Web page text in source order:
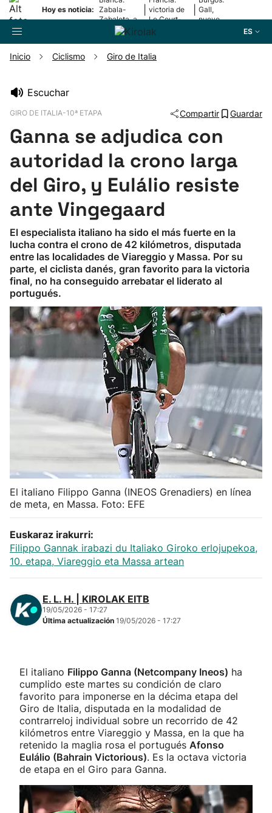
Hoy es noticia: Zabala-
Zabaleta, a
la final
victoria de
Le Court-
Pienaar
Gall,
nuevo
ES
Pelota
Remo
Ciclismo
Herri-kirolak
Balonmano
Kirolak 360
Atletismo
Carreras de montaña
Más deportes
"Helmuga"
Inicio Ciclismo Giro de Italia
Escuchar
GIRO DE ITALIA-10ª ETAPA Compartir Guardar
Ganna se adjudica con
autoridad la crono larga
del Giro, y Eulálio resiste
ante Vingegaard
El especialista italiano ha sido el más fuerte en la
lucha contra el crono de 42 kilómetros, disputada
entre las localidades de Viareggio y Massa. Por su
parte, el ciclista danés, gran favorito para la victoria
final, no ha conseguido arrebatar el liderato al
portugués.
El italiano Filippo Ganna (INEOS Grenadiers) en línea
de meta, en Massa. Foto: EFE
Euskaraz irakurri:
Filippo Gannak irabazi du Italiako Giroko erlojupekoa,
10. etapa, Viareggio eta Massa artean
E. L. H. | KIROLAK EITB
19/05/2026 - 17:27
Última actualización 19/05/2026 - 17:27
El italiano Filippo Ganna (Netcompany Ineos) ha
cumplido este martes su condición de claro
favorito para imponerse en la décima etapa del
Giro de Italia, disputada en la modalidad de
contrarreloj individual sobre un recorrido de 42
kilómetros entre Viareggio y Massa, en la que ha
retenido la maglia rosa el portugués Afonso
Eulálio (Bahrain Victorious). Es la octava victoria
de etapa en el Giro para Ganna.